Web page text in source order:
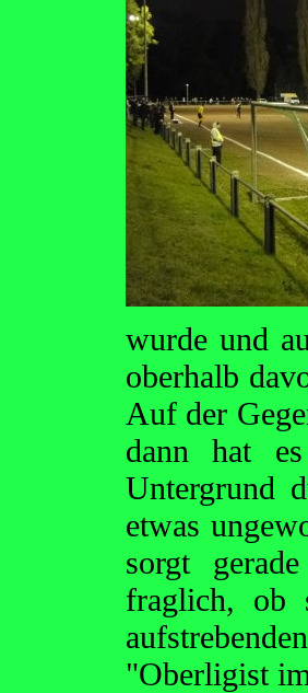
wurde und
oberhalb
Auf der
dann hat
Untergrund
etwas
sorgt
fraglich, ob
"Oberligist